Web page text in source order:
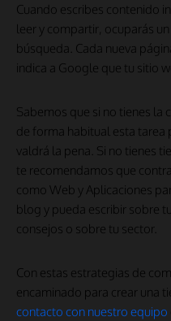
Cuando escribes contenido
leer y compartir, ocuparás
búsqueda. Cada nueva
indica a Google que tu sitio
Sabemos que si no tienes la
de forma habitual esta tarea
valdrá la pena. Si no tienes
te recomendamos que
como Web y Aplicaciones
blog y pueda escribir sobre
consejos o sobre tu sector.
Con estas estrategias de
encaminado para crear una
contacto con nuestro equipo